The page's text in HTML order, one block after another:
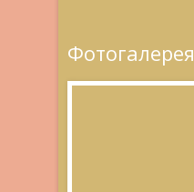
Фотогалерея